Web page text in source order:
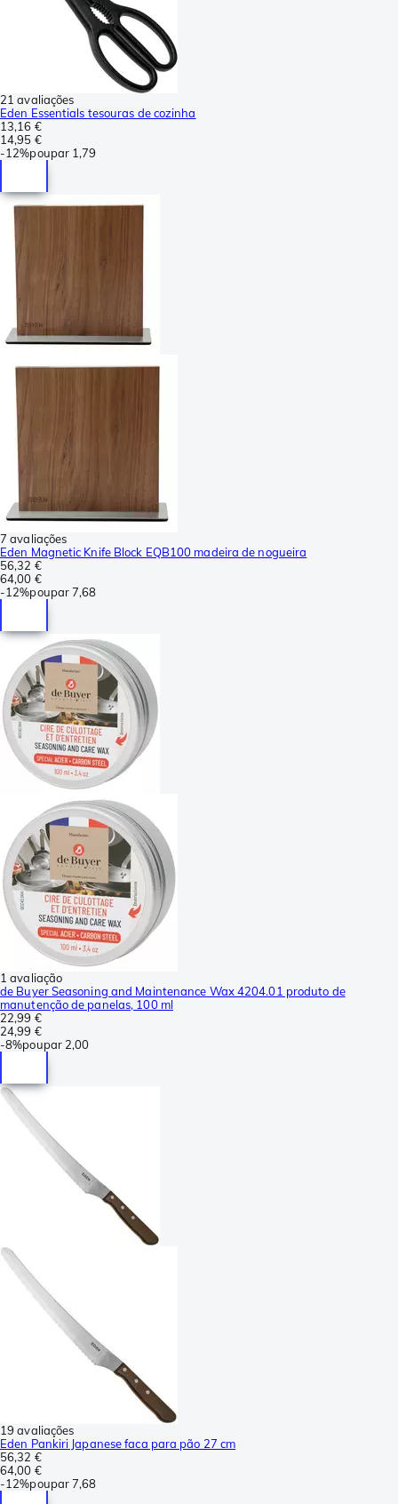
21 avaliações
Eden Essentials tesouras de cozinha
13,16 €
14,95 €
-12%poupar 1,79
7 avaliações
Eden Magnetic Knife Block EQB100 madeira de nogueira
56,32 €
64,00 €
-12%poupar7,68
1 avaliação
de Buyer Seasoning and Maintenance Wax 4204.01 produto de
manutenção de panelas, 100 ml
22,99 €
24,99 €
-8%poupar 2,00
19 avaliações
Eden Pankiri Japanese faca para pão 27 cm
56,32 €
64,00 €
-12%poupar7,68